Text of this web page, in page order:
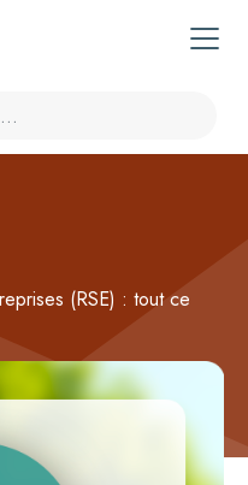
et formation pour la
(RSE) : tout ce